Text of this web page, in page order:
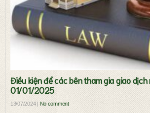
Điều kiện để các bên tham gia giao
01/01/2025
13/07/2024 |No comment